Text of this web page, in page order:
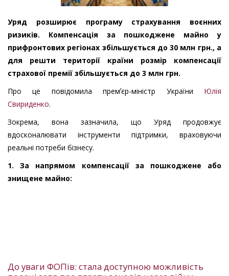
Уряд розширює програму страхування воєнних
ризиків. Компенсація за пошкоджене майно у
прифронтових регіонах збільшується до 30 млн грн., а
для решти території країни розмір компенсації
страхової премії збільшується до 3 млн грн.
Про це повідомила премʼєр-міністр України Юлія
Свириденко.
Зокрема, вона зазначила, що Уряд продовжує
вдосконалювати інструменти підтримки, враховуючи
реальні потреби бізнесу.
1. За напрямом компенсації за пошкоджене або
знищене майно:
До уваги ФОПів: стала доступною можливість